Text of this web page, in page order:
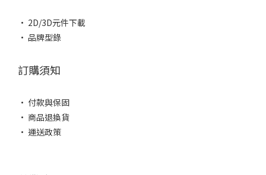
• 2D/3D元件下載
• 品牌型錄
訂購須知
• 付款與保固
• 商品退換貨
• 運送政策